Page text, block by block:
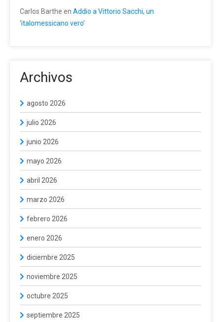
Carlos Barthe en Addio a Vittorio Sacchi, un
‘italomessicano vero’
Archivos
agosto 2026
julio 2026
junio 2026
mayo 2026
abril 2026
marzo 2026
febrero 2026
enero 2026
diciembre 2025
noviembre 2025
octubre 2025
septiembre 2025